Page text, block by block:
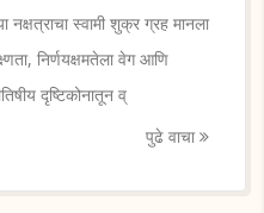
स्वामी शुक्र ग्रह मानला
निर्णयक्षमतेला वेग आणि
दृष्टिकोनातून व्
पुढे वाचा